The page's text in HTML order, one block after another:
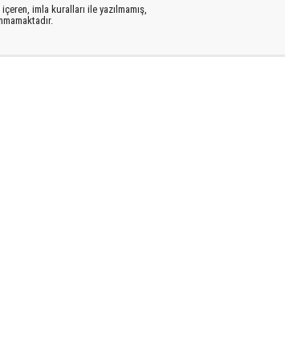
imla kuralları ile yazılmamış,